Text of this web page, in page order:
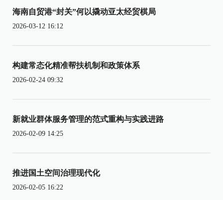
海南自贸港“封关”何以撬动亚太经贸棋局
2026-03-12 16:12
构建常态化精准帮扶机制和政策体系
2026-02-24 09:32
新就业群体服务管理的范式重构与实践进路
2026-02-09 14:25
推进国土空间治理现代化
2026-02-05 16:22